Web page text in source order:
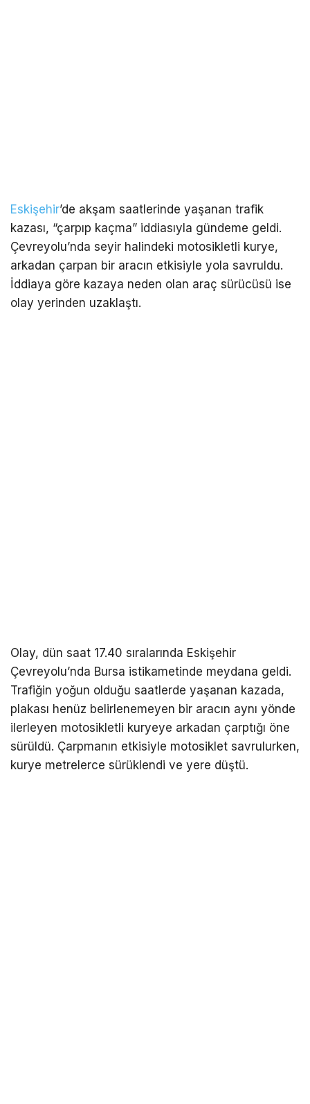
Eskişehir’de akşam saatlerinde yaşanan trafik
kazası, “çarpıp kaçma” iddiasıyla gündeme geldi.
Çevreyolu’nda seyir halindeki motosikletli kurye,
arkadan çarpan bir aracın etkisiyle yola savruldu.
İddiaya göre kazaya neden olan araç sürücüsü ise
olay yerinden uzaklaştı.
Olay, dün saat 17.40 sıralarında Eskişehir
Çevreyolu’nda Bursa istikametinde meydana geldi.
Trafiğin yoğun olduğu saatlerde yaşanan kazada,
plakası henüz belirlenemeyen bir aracın aynı yönde
ilerleyen motosikletli kuryeye arkadan çarptığı öne
sürüldü. Çarpmanın etkisiyle motosiklet savrulurken,
kurye metrelerce sürüklendi ve yere düştü.